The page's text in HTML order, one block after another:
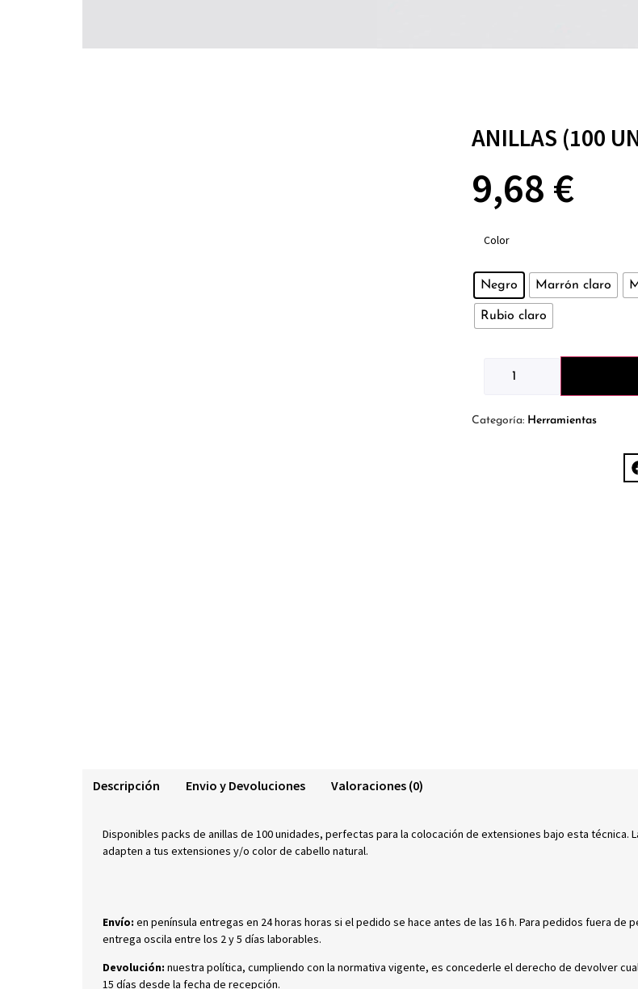
ANILLAS (100
9,68 €
Color
Negro Marrón claro
Rubio claro
Categoría: Herramientas
Descripción Envio y Devoluciones Valoraciones (0)
Disponibles packs de anillas de 100 unidades, perfectas para la colocación de extensiones bajo esta
adapten a tus extensiones y/o color de cabello natural.
Envío: en península entregas en 24 horas horas si el pedido se hace antes de las 16 h. Para pedidos fuera
entrega oscila entre los 2 y 5 días laborables.
Devolución: nuestra política, cumpliendo con la normativa vigente, es concederle el derecho de devolver
15 días desde la fecha de recepción.